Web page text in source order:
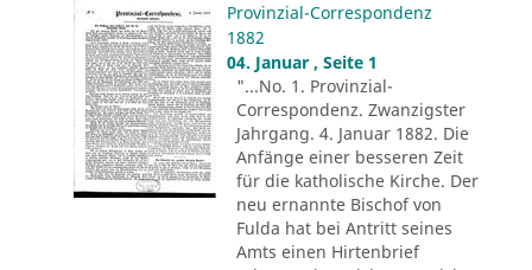
Provinzial-Correspondenz
1882
04. Januar , Seite 1
"...No. 1. Provinzial-
Correspondenz. Zwanzigster
Jahrgang. 4. Januar 1882. Die
Anfänge einer besseren Zeit
für die katholische Kirche. Der
neu ernannte Bischof von
Fulda hat bei Antritt seines
Amts einen Hirtenbrief